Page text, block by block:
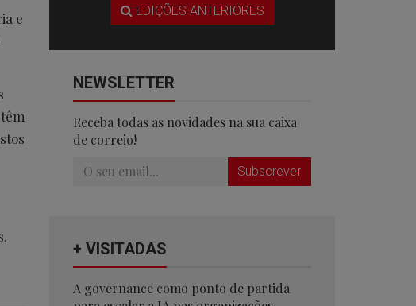
e
EDIÇÕES ANTERIORES
NEWSLETTER
Receba todas as novidades na sua caixa
de correio!
Subscrever
+ VISITADAS
A governance como ponto de partida